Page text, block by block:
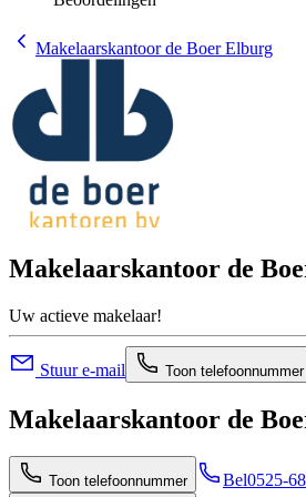
Makelaarskantoor de Boer Elburg
Makelaarskantoor de
Uw actieve makelaar!
Stuur e-mail Toon telefoonnummer
Makelaarskantoor de
Toon telefoonnummer Bel0525-